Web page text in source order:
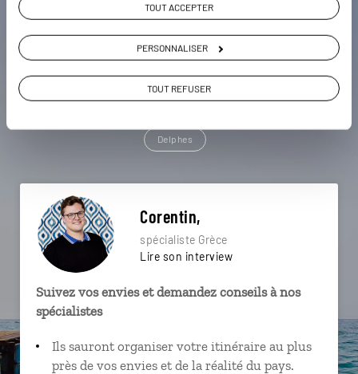
TOUT ACCEPTER
PERSONNALISER
TOUT REFUSER
Corinthe - Péloponnèse Epidaure - Péloponnèse
Acropole
Delphes Agios Prokopios - Naxos
Delphes
Corentin,
spécialiste Grèce
Lire son interview
Suivez vos envies et demandez conseils à nos
spécialistes
Ils sauront organiser votre itinéraire au plus
près de vos envies et de la réalité du pays.